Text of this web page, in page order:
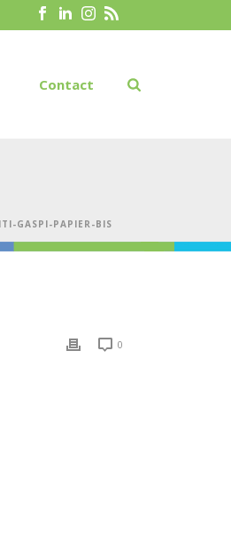
Contact
GASPI-PAPIER-BIS
0